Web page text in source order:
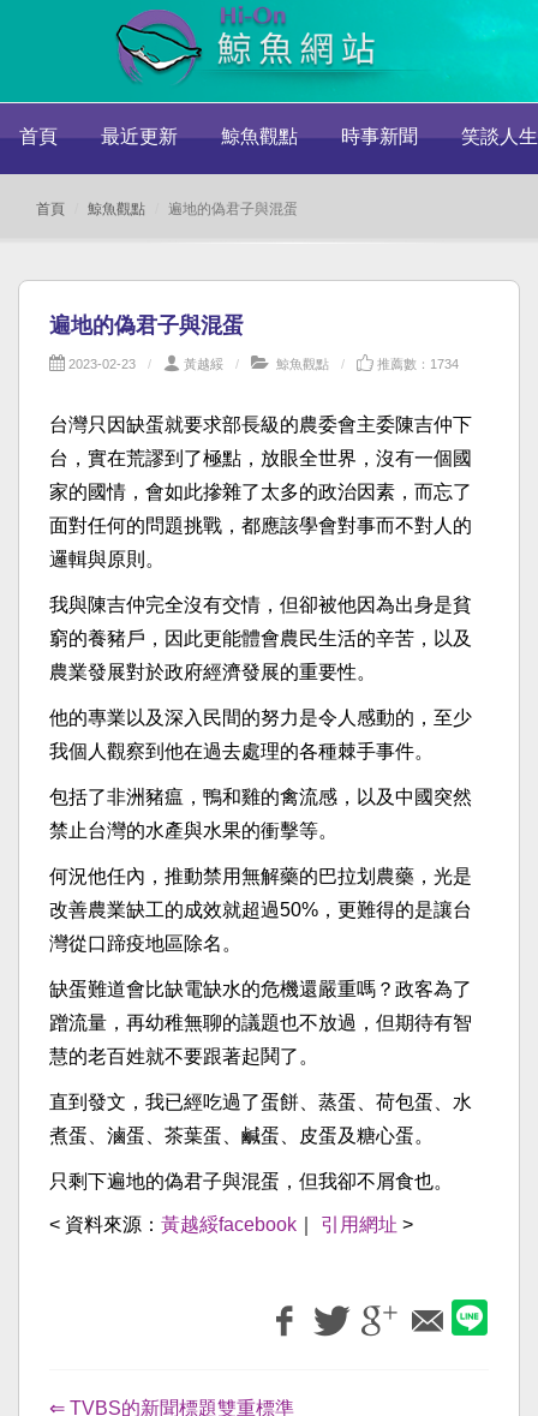
首頁 最近更新 鯨魚觀點 時事新聞 笑談人生
首頁 鯨魚觀點 遍地的偽君子與混蛋
遍地的偽君子與混蛋
2023-02-23 黃越綏 鯨魚觀點 推薦數：1734
台灣只因缺蛋就要求部長級的農委會主委陳吉仲下
台，實在荒謬到了極點，放眼全世界，沒有一個國
家的國情，會如此摻雜了太多的政治因素，而忘了
面對任何的問題挑戰，都應該學會對事而不對人的
邏輯與原則。
我與陳吉仲完全沒有交情，但卻被他因為出身是貧
窮的養豬戶，因此更能體會農民生活的辛苦，以及
農業發展對於政府經濟發展的重要性。
他的專業以及深入民間的努力是令人感動的，至少
我個人觀察到他在過去處理的各種棘手事件。
包括了非洲豬瘟，鴨和雞的禽流感，以及中國突然
禁止台灣的水產與水果的衝擊等。
何況他任內，推動禁用無解藥的巴拉划農藥，光是
改善農業缺工的成效就超過50%，更難得的是讓台
灣從口蹄疫地區除名。
缺蛋難道會比缺電缺水的危機還嚴重嗎？政客為了
蹭流量，再幼稚無聊的議題也不放過，但期待有智
慧的老百姓就不要跟著起鬨了。
直到發文，我已經吃過了蛋餅、蒸蛋、荷包蛋、水
煮蛋、滷蛋、茶葉蛋、鹹蛋、皮蛋及糖心蛋。
只剩下遍地的偽君子與混蛋，但我卻不屑食也。
< 資料來源： 黃越綏facebook 引用網址 >
⇐ TVBS的新聞標題雙重標準